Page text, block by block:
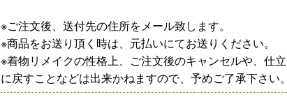
※ご注文後、送付先の住所をメール致します。
※商品をお送り頂く時は、元払いにてお送りください。
※着物リメイクの性格上、ご注文後のキャンセルや、仕
に戻すことなどは出来かねますので、予めご了承下さい。